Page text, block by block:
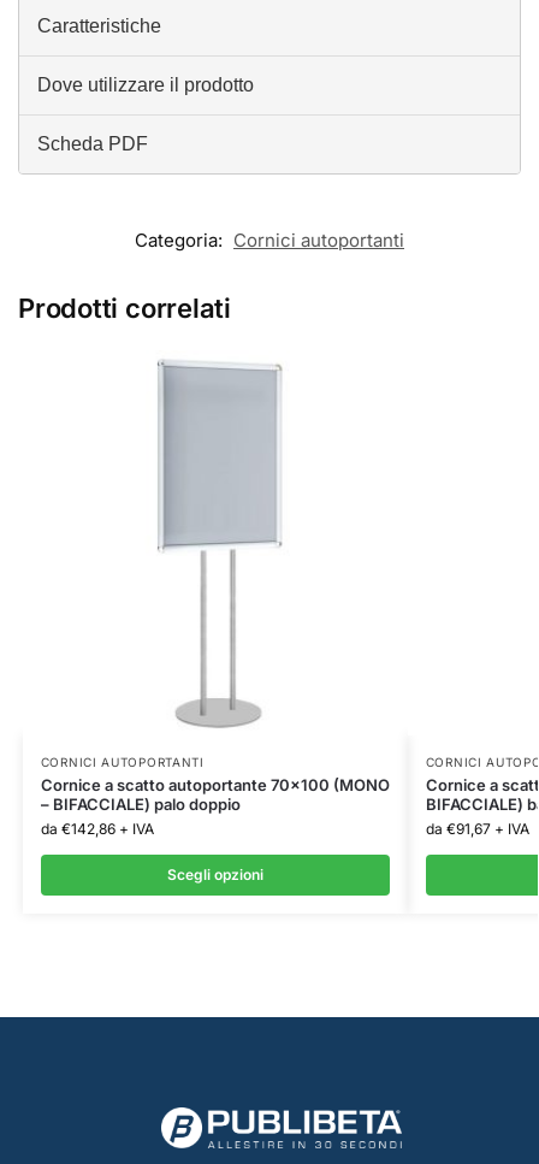
Caratteristiche
Dove utilizzare il prodotto
Scheda PDF
Categoria: Cornici autoportanti
Prodotti correlati
CORNICI AUTOPORTANTI
Cornice a scatto autoportante 70×100 (MONO
– BIFACCIALE) palo doppio
da €142,86 + IVA
Scegli opzioni
CORNICI
Cornice a
BIFACCIALE)
da €91,67 + IVA